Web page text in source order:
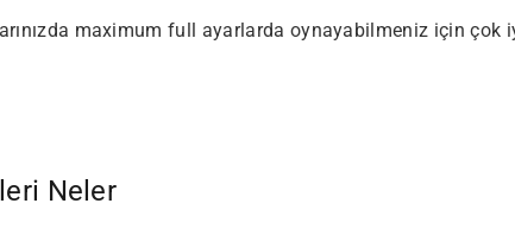
maximum full ayarlarda oynayabilmeniz için çok
Neler